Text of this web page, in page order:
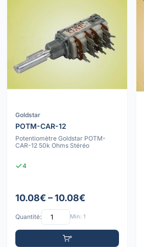
Goldstar
POTM-CAR-12
Potentiomètre Goldstar POTM-
CAR-12 50k Ohms Stéréo
4
10.08€ – 10.08€
Quantité: Min: 1